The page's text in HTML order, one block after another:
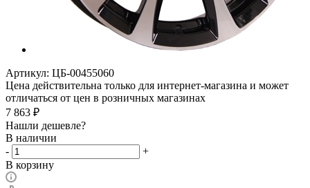
Артикул: ЦБ-00455060
Цена действительна только для интернет-магазина и может
отличаться от цен в розничных магазинах
7 863 ₽
Нашли дешевле?
В наличии
-
+
В корзину